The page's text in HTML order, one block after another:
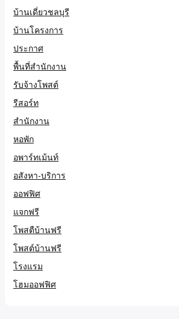
บ้านเดี่ยวชลบุรี
บ้านโครงการ
ประกาศ
พื้นที่สำนักงาน
รับจ้างโพสต์
รีสอร์ท
สำนักงาน
หอพัก
อพาร์ทเม้นท์
อสังหา-บริการ
ออฟฟิศ
แจกฟรี
โพสตืบ้านฟรี
โพสต์บ้านฟรี
โรงแรม
โฮมออฟฟิศ